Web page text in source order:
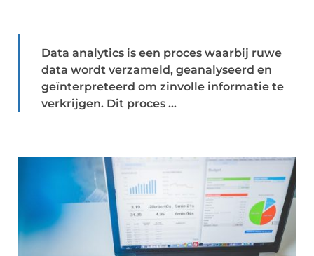
Data analytics is een proces waarbij ruwe
data wordt verzameld, geanalyseerd en
geïnterpreteerd om zinvolle informatie te
verkrijgen. Dit proces ...